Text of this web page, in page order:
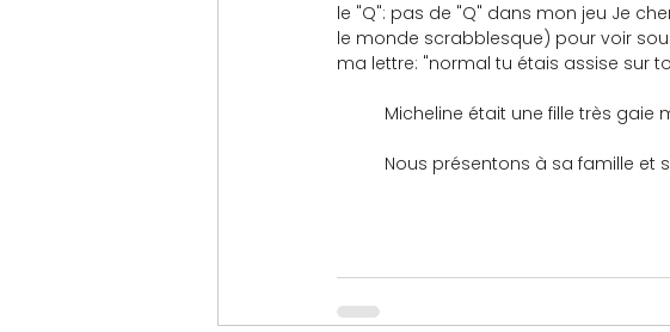
le "Q": pas de "Q" dans mon jeu Je
le monde scrabblesque) pour voir
ma lettre: "normal tu étais assise sur
Micheline était une fille très
Nous présentons à sa famille